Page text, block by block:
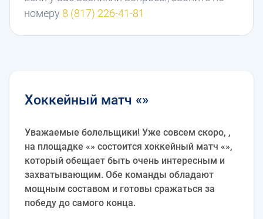
номеру 8 (817) 226-41-81
Хоккейный матч «»
Уважаемые болельщики! Уже совсем скоро, ,
на площадке «» состоится хоккейный матч «»,
который обещает быть очень интересным и
захватывающим. Обе команды обладают
мощным составом и готовы сражаться за
победу до самого конца.